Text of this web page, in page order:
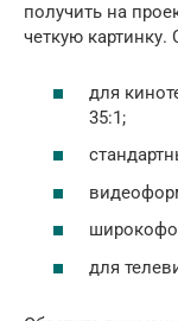
получить на
четкую картинку.
для
35:1;
для